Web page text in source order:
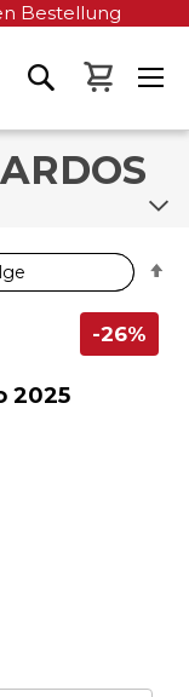
Bestellung
Mein
2025
-26%